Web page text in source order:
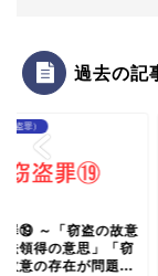
過去の記
窃盗罪）
罪⑲ ～「窃盗の故意
法領得の意思」「窃
故意の存在が問題...